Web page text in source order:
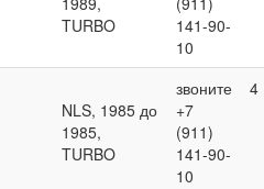
TURBO
141-90-
10
NLS, 1985 до
1985,
TURBO
звоните
+7
(911)
141-90-
10
4